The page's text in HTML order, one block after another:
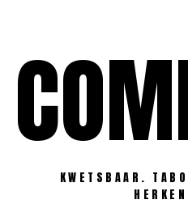
inhoud
KWETSBAAR.